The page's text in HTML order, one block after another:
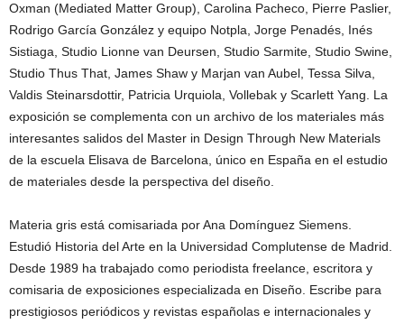
Oxman (Mediated Matter Group), Carolina Pacheco, Pierre Paslier,
Rodrigo García González y equipo Notpla, Jorge Penadés, Inés
Sistiaga, Studio Lionne van Deursen, Studio Sarmite, Studio Swine,
Studio Thus That, James Shaw y Marjan van Aubel, Tessa Silva,
Valdis Steinarsdottir, Patricia Urquiola, Vollebak y Scarlett Yang. La
exposición se complementa con un archivo de los materiales más
interesantes salidos del Master in Design Through New Materials
de la escuela Elisava de Barcelona, único en España en el estudio
de materiales desde la perspectiva del diseño.
Materia gris está comisariada por Ana Domínguez Siemens.
Estudió Historia del Arte en la Universidad Complutense de Madrid.
Desde 1989 ha trabajado como periodista freelance, escritora y
comisaria de exposiciones especializada en Diseño. Escribe para
prestigiosos periódicos y revistas españolas e internacionales y